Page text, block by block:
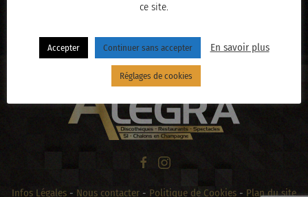
Infos Légales - Nous contacter - Politique de Cookies - Plan du site
ce site.
Accepter Continuer sans accepter En savoir plus
Réglages de cookies